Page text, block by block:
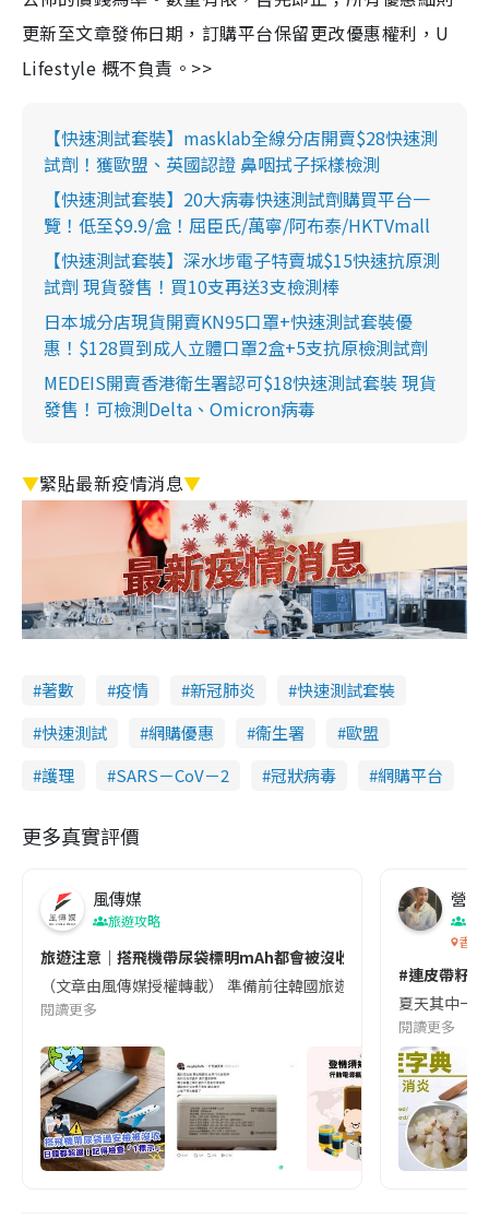
更新至文章發佈日期，訂購平台保留更改優惠權利，U
Lifestyle 概不負責。>>
【快速測試套裝】masklab全線分店開賣$28快速測
試劑！獲歐盟、英國認證 鼻咽拭子採樣檢測
【快速測試套裝】20大病毒快速測試劑購買平台一
覽！低至$9.9/盒！屈臣氏/萬寧/阿布泰/HKTVmall
【快速測試套裝】深水埗電子特賣城$15快速抗原測
試劑 現貨發售！買10支再送3支檢測棒
日本城分店現貨開賣KN95口罩+快速測試套裝優
惠！$128買到成人立體口罩2盒+5支抗原檢測試劑
MEDEIS開賣香港衛生署認可$18快速測試套裝 現貨
發售！可檢測Delta、Omicron病毒
▼緊貼最新疫情消息▼
著數 疫情 新冠肺炎
快速測試套裝
快速測試
網購優惠 衞生署
歐盟
護理
SARS－CoV－2 冠狀病毒 網購平台
更多真實評價
風傳媒
旅遊攻略
旅遊注意｜搭飛機帶尿袋標明mAh都會被沒收😱出發前切記檢查
（文章由風傳媒授權轉載） 準備前往韓國旅遊的民眾，近期要
閱讀更多
營養
香港
#連皮帶籽
夏天其中一
閱讀更多